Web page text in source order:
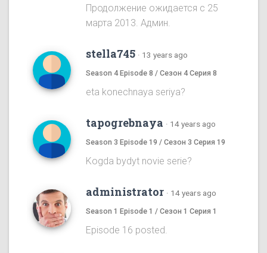
Продолжение ожидается с 25
марта 2013. Админ.
stella745 · 13 years ago
Season 4 Episode 8 / Сезон 4 Серия 8
eta konechnaya seriya?
tapogrebnaya · 14 years ago
Season 3 Episode 19 / Сезон 3 Серия 19
Kogda bydyt novie serie?
administrator · 14 years ago
Season 1 Episode 1 / Сезон 1 Серия 1
Episode 16 posted.